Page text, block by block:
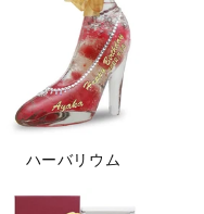
ハーバリウム